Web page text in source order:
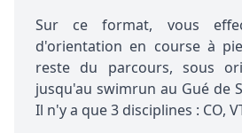
Sur ce format, vous
d'orientation en course à
reste du parcours, sous
jusqu'au swimrun au Gué de
Il n'y a que 3 disciplines : CO,